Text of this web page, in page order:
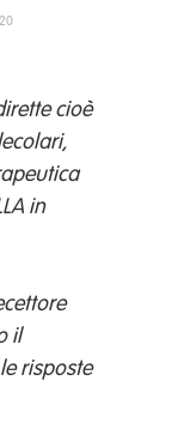
cioè
in
il
risposte